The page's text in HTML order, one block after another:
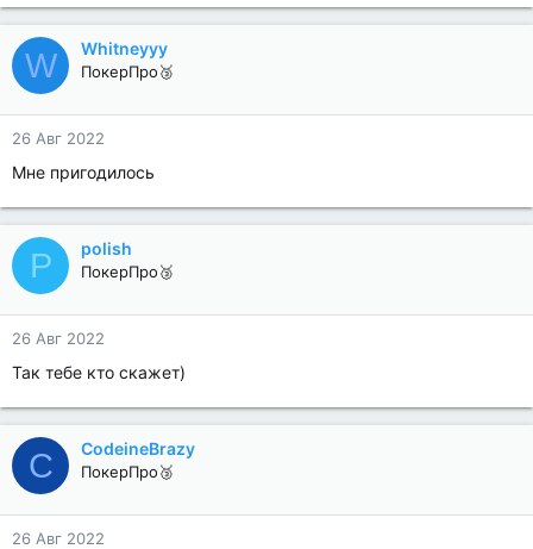
W Whitneyyy
ПокерПро🥉
26 Авг 2022
Мне пригодилось
P polish
ПокерПро🥉
26 Авг 2022
Так тебе кто скажет)
C CodeineBrazy
ПокерПро🥉
26 Авг 2022